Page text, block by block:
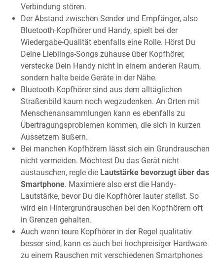
Verbindung stören.
Der Abstand zwischen Sender und Empfänger, also
Bluetooth-Kopfhörer und Handy, spielt bei der
Wiedergabe-Qualität ebenfalls eine Rolle. Hörst Du
Deine Lieblings-Songs zuhause über Kopfhörer,
verstecke Dein Handy nicht in einem anderen Raum,
sondern halte beide Geräte in der Nähe.
Bluetooth-Kopfhörer sind aus dem alltäglichen
Straßenbild kaum noch wegzudenken. An Orten mit
Menschenansammlungen kann es ebenfalls zu
Übertragungsproblemen kommen, die sich in kurzen
Aussetzern äußern.
Bei manchen Kopfhörern lässt sich ein Grundrauschen
nicht vermeiden. Möchtest Du das Gerät nicht
austauschen, regle die Lautstärke bevorzugt über das
Smartphone. Maximiere also erst die Handy-
Lautstärke, bevor Du die Kopfhörer lauter stellst. So
wird ein Hintergrundrauschen bei den Kopfhörern oft
in Grenzen gehalten.
Auch wenn teure Kopfhörer in der Regel qualitativ
besser sind, kann es auch bei hochpreisiger Hardware
zu einem Rauschen mit verschiedenen Smartphones